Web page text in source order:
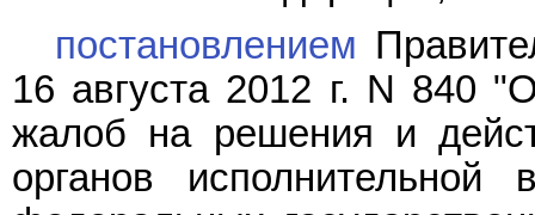
постановлением
16 августа 2012 г. N 840
жалоб на решения и
органов